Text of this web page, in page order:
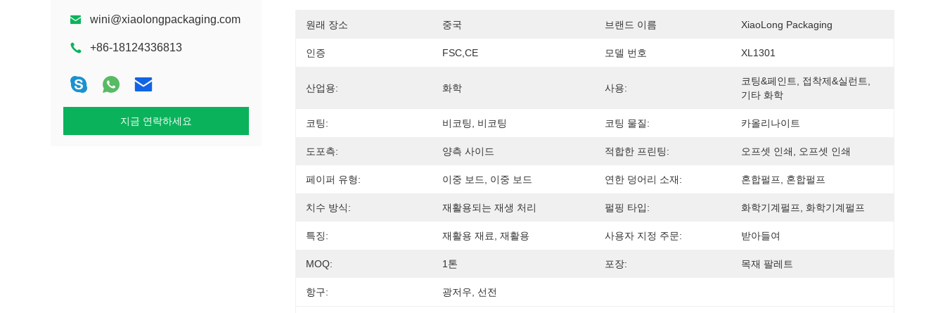
wini@xiaolongpackaging.com
+86-18124336813
지금 연락하세요
원래 장소 중국 브랜드 이름 XiaoLong Packaging
인증 FSC,CE 모델 번호 XL1301
산업용: 화학 사용:
코팅&페인트, 접착제&실런트,
기타 화학
코팅: 비코팅, 비코팅 코팅 물질: 카올리나이트
도포측: 양측 사이드 적합한 프린팅: 오프셋 인쇄, 오프셋 인쇄
페이퍼 유형: 이중 보드, 이중 보드 연한 덩어리 소재: 혼합펄프, 혼합펄프
치수 방식: 재활용되는 재생 처리 펄핑 타입: 화학기계펄프, 화학기계펄프
특징: 재활용 재료, 재활용 사용자 지정 주문: 받아들여
MOQ: 1톤 포장: 목재 팔레트
항구: 광저우, 선전